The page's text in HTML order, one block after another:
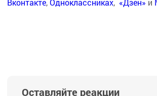
Вконтакте,Одноклассниках, «Дзен» и
Оставляйте реакции